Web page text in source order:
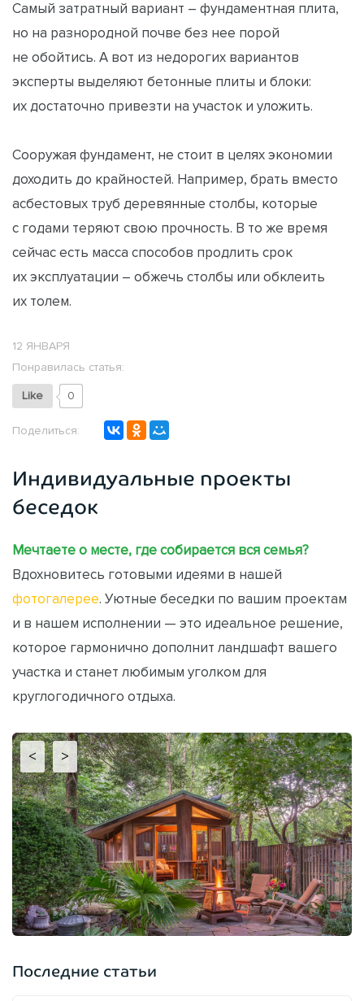
Самый затратный вариант – фундаментная плита,
но на разнородной почве без нее порой
не обойтись. А вот из недорогих вариантов
эксперты выделяют бетонные плиты и блоки:
их достаточно привезти на участок и уложить.
Сооружая фундамент, не стоит в целях экономии
доходить до крайностей. Например, брать вместо
асбестовых труб деревянные столбы, которые
с годами теряют свою прочность. В то же время
сейчас есть масса способов продлить срок
их эксплуатации – обжечь столбы или обклеить
их толем.
12 ЯНВАРЯ
Понравилась статья:
Like 0
Поделиться:
Индивидуальные проекты
беседок
Мечтаете о месте, где собирается вся семья?
Вдохновитесь готовыми идеями в нашей
фотогалерее. Уютные беседки по вашим проектам
и в нашем исполнении — это идеальное решение,
которое гармонично дополнит ландшафт вашего
участка и станет любимым уголком для
круглогодичного отдыха.
< >
Последние статьи